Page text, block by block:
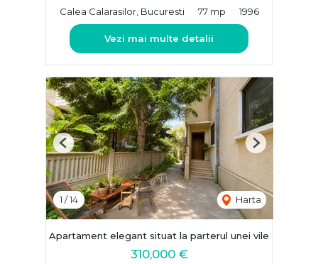
Calea Calarasilor, Bucuresti
77 mp 1996
Vezi mai multe detalii
1 /14 Harta
Previous Next
Apartament elegant situat la parterul unei vile
310,000 €